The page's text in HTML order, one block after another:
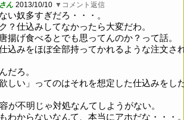
ん 2013/10/10 ▼コメント返信
い奴多すぎだろ・・・。
？仕込みしてなかったら大変だわ。
揚げ食べるとでも思ってんのか？って話。
込みをほぼ全部持ってかれるような注文さ
だろ。
しい」ってのはそれを想定した仕込みをし
が不明じゃ対処なんてしようがない。
わからないなんて、本当にアホだな・・・